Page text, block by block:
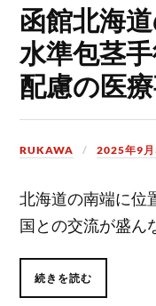
函館北海
水準包茎
配慮の医
RUKAWA 2025年9月
北海道の南端に位
国との交流が盛ん
続きを読む